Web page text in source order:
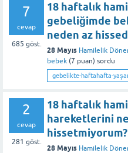
7
cevap
685 göst.
18 haftalık
gebeliğimde
neden az
28 Mayıs Hamilelik
bebek (7 puan) sordu
gebelikte-haftahafta-
2
cevap
281 göst.
18 haftalık
hareketlerini
28 Mayıs Hamilelik